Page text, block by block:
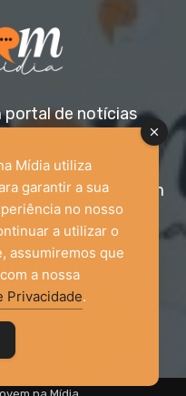
portal de notícias
para o público
as idades. Nossa
relevante com um
Mídia utiliza
garantir a sua
no nosso
a utilizar o
assumiremos que
a nossa
Privacidade.